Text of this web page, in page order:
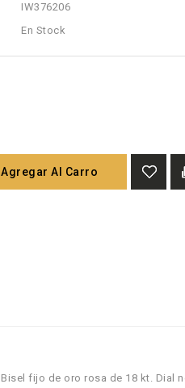
IW376206
En Stock
Agregar Al Carro
fijo de oro rosa de 18 kt. Dial